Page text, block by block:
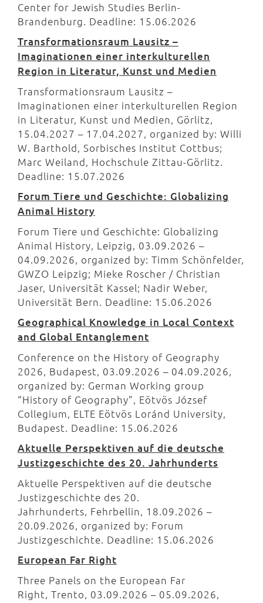
Center for Jewish Studies Berlin-
Brandenburg. Deadline: 15.06.2026
Transformationsraum Lausitz –
Imaginationen einer interkulturellen
Region in Literatur, Kunst und Medien
Transformationsraum Lausitz –
Imaginationen einer interkulturellen Region
in Literatur, Kunst und Medien, Görlitz,
15.04.2027 – 17.04.2027, organized by: Willi
W. Barthold, Sorbisches Institut Cottbus;
Marc Weiland, Hochschule Zittau-Görlitz.
Deadline: 15.07.2026
Forum Tiere und Geschichte: Globalizing
Animal History
Forum Tiere und Geschichte: Globalizing
Animal History, Leipzig, 03.09.2026 –
04.09.2026, organized by: Timm Schönfelder,
GWZO Leipzig; Mieke Roscher / Christian
Jaser, Universität Kassel; Nadir Weber,
Universität Bern. Deadline: 15.06.2026
Geographical Knowledge in Local Context
and Global Entanglement
Conference on the History of Geography
2026, Budapest, 03.09.2026 – 04.09.2026,
organized by: German Working group
“History of Geography”, Eötvös József
Collegium, ELTE Eötvös Loránd University,
Budapest. Deadline: 15.06.2026
Aktuelle Perspektiven auf die deutsche
Justizgeschichte des 20. Jahrhunderts
Aktuelle Perspektiven auf die deutsche
Justizgeschichte des 20.
Jahrhunderts, Fehrbellin, 18.09.2026 –
20.09.2026, organized by: Forum
Justizgeschichte. Deadline: 15.06.2026
European Far Right
Three Panels on the European Far
Right, Trento, 03.09.2026 – 05.09.2026,